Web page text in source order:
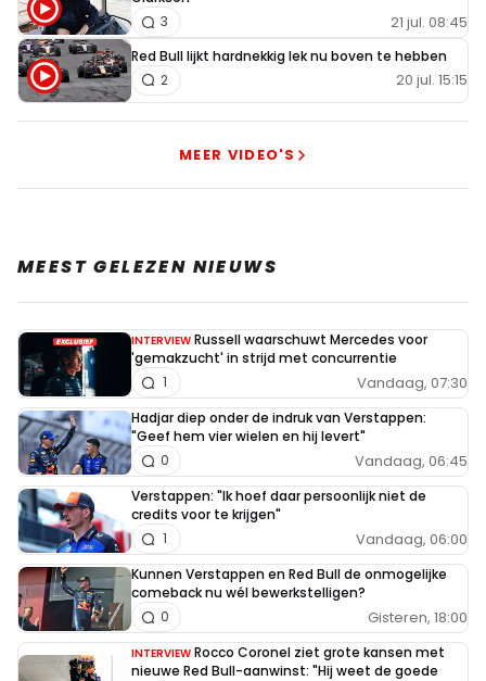
21 jul. 08:45
3
Red Bull lijkt hardnekkig lek nu boven te hebben
20 jul. 15:15
2
MEER VIDEO'S
MEEST GELEZEN NIEUWS
INTERVIEW Russell waarschuwt Mercedes voor
'gemakzucht' in strijd met concurrentie
Vandaag, 07:30
1
Hadjar diep onder de indruk van Verstappen:
"Geef hem vier wielen en hij levert"
Vandaag, 06:45
0
Verstappen: "Ik hoef daar persoonlijk niet de
credits voor te krijgen"
Vandaag, 06:00
1
Kunnen Verstappen en Red Bull de onmogelijke
comeback nu wél bewerkstelligen?
Gisteren, 18:00
0
INTERVIEW Rocco Coronel ziet grote kansen met
nieuwe Red Bull-aanwinst: "Hij weet de goede